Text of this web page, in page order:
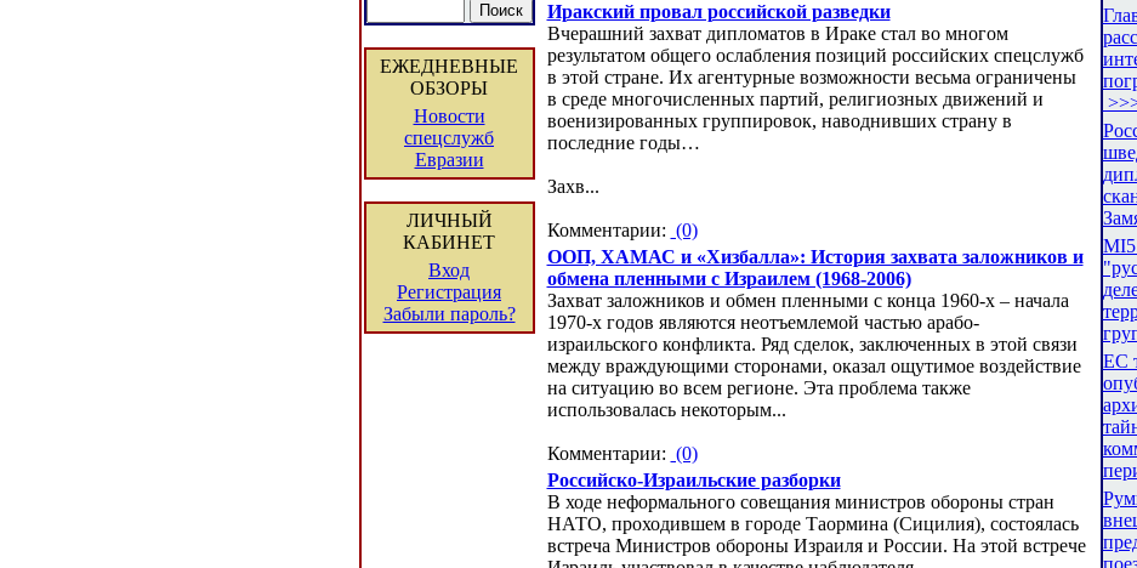
ЕЖЕДНЕВНЫЕ
ОБЗОРЫ
Новости
спецслужб
Евразии
ЛИЧНЫЙ
КАБИНЕТ
Вход
Регистрация
Забыли пароль?
Иракский провал российской разведки
Вчерашний захват дипломатов в Ираке стал во многом
результатом общего ослабления позиций российских спецслужб
в этой стране. Их агентурные возможности весьма ограничены
в среде многочисленных партий, религиозных движений и
военизированных группировок, наводнивших страну в
последние годы…
Захв...
Комментарии: (0)
ООП, ХАМАС и «Хизбалла»: История захвата заложников и
обмена пленными с Израилем (1968-2006)
Захват заложников и обмен пленными с конца 1960-х – начала
1970-х годов являются неотъемлемой частью арабо-
израильского конфликта. Ряд сделок, заключенных в этой связи
между враждующими сторонами, оказал ощутимое воздействие
на ситуацию во всем регионе. Эта проблема также
использовалась некоторым...
Комментарии: (0)
Российско-Израильские разборки
В ходе неформального совещания министров обороны стран
НАТО, проходившем в городе Таормина (Сицилия), состоялась
встреча Министров обороны Израиля и России. На этой встрече
MI5
ЕС